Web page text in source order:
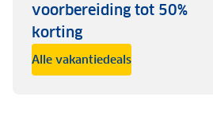
voorbereiding tot 50%
korting
Alle vakantiedeals